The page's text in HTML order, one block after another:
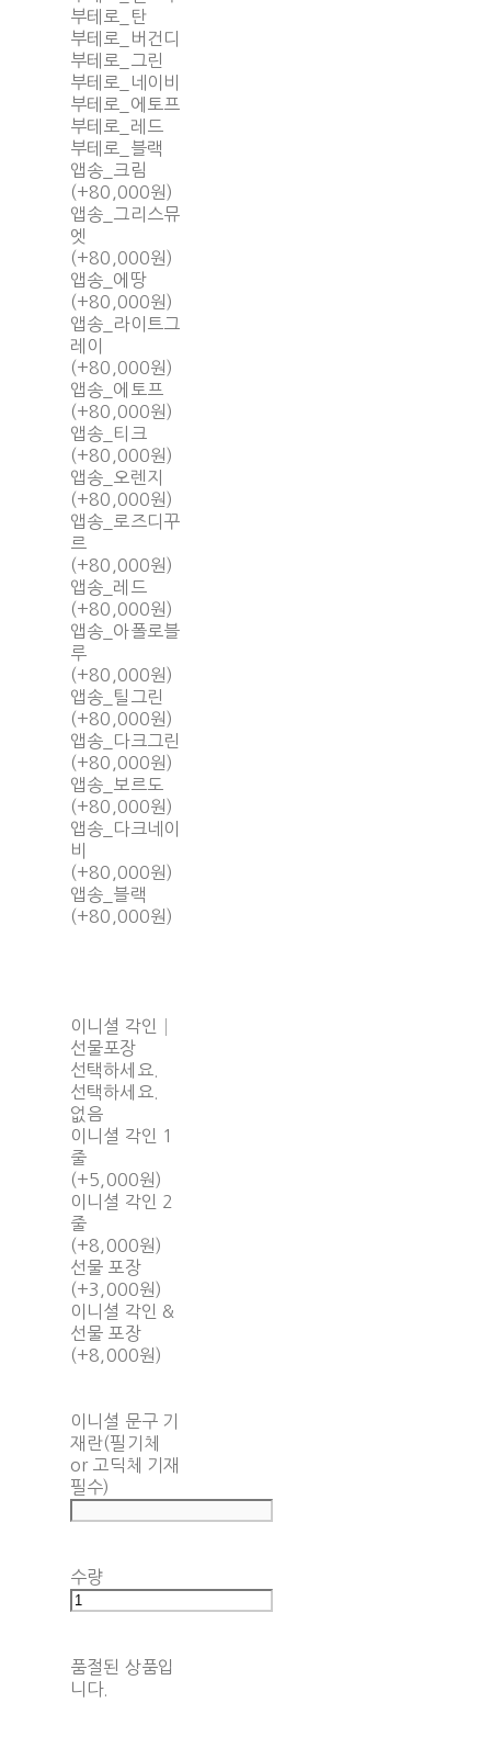
부테로_탄
부테로_버건디
부테로_그린
부테로_네이비
부테로_에토프
부테로_레드
부테로_블랙
앱송_크림
(+80,000원)
앱송_그리스뮤
엣
(+80,000원)
앱송_에땅
(+80,000원)
앱송_라이트그
레이
(+80,000원)
앱송_에토프
(+80,000원)
앱송_티크
(+80,000원)
앱송_오렌지
(+80,000원)
앱송_로즈디꾸
르
(+80,000원)
앱송_레드
(+80,000원)
앱송_아폴로블
루
(+80,000원)
앱송_틸그린
(+80,000원)
앱송_다크그린
(+80,000원)
앱송_보르도
(+80,000원)
앱송_다크네이
비
(+80,000원)
앱송_블랙
(+80,000원)
이니셜 각인│
선물포장
선택하세요.
선택하세요.
없음
이니셜 각인 1
줄
(+5,000원)
이니셜 각인 2
줄
(+8,000원)
선물 포장
(+3,000원)
이니셜 각인 &
선물 포장
(+8,000원)
이니셜 문구 기
재란(필기체
or 고딕체 기재
필수)
수량
품절된 상품입
니다.